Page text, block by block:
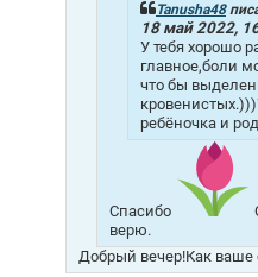
Tanusha48
18 май 2022,
У тебя хорошо
главное,боли
что бы
ребёночка и
Спасибо
верю.
Добрый вечер!Как ваше